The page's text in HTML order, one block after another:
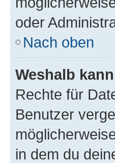
oder
Nach oben
Weshalb
Rechte für
Benutzer
in dem du